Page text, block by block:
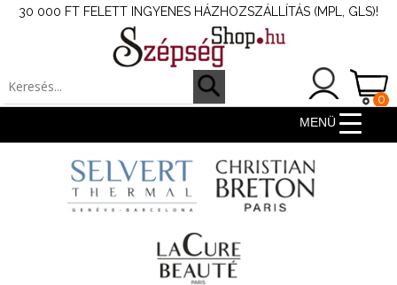
30 000 FT FELETT INGYENES HÁZHOZSZÁLLÍTÁS (MPL, GLS)!
0
MENÜ